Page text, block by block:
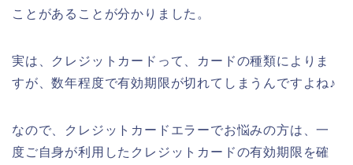
ことがあることが分かりました。
実は、クレジットカードって、カードの種類によりま
すが、数年程度で有効期限が切れてしまうんですよね♪
なので、クレジットカードエラーでお悩みの方は、一
度ご自身が利用したクレジットカードの有効期限を確